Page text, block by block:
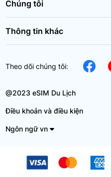
Chúng tôi
Thông tin khác
Theo dõi chúng tôi:
@2023 eSIM Du Lịch
Điều khoản và điều kiện
Ngôn ngữ vn